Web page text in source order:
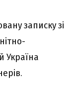
записку зі
Україна